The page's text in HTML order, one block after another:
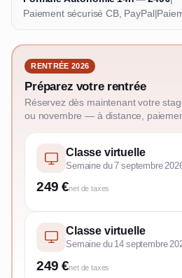
Paiement sécurisé CB, PayPal|
RENTRÉE 2026
Préparez votre rentrée
Réservez dès maintenant votre
ou novembre — à distance,
Classe virtuelle
Semaine du 7 septembre
249 €net de taxes
Classe virtuelle
Semaine du 14 septembre
249 €net de taxes